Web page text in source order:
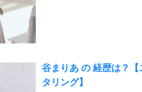
谷まりあ の 経歴は？
タリング】